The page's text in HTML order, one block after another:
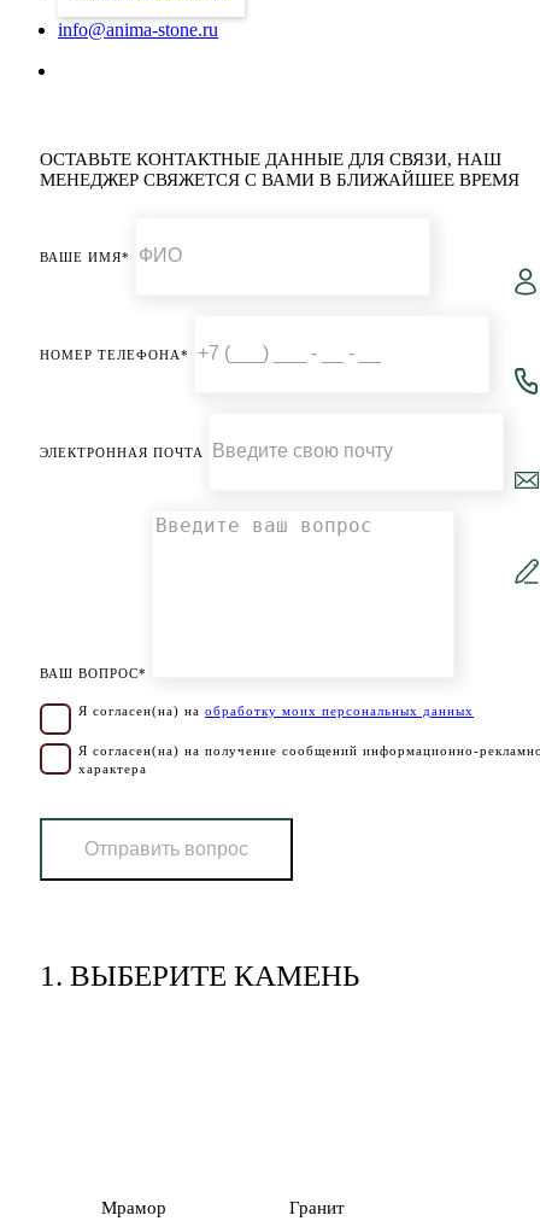
info@anima-stone.ru
ОСТАВЬТЕ КОНТАКТНЫЕ ДАННЫЕ ДЛЯ СВЯЗИ, НАШ
МЕНЕДЖЕР СВЯЖЕТСЯ С ВАМИ В БЛИЖАЙШЕЕ ВРЕМЯ
ВАШЕ ИМЯ*
НОМЕР ТЕЛЕФОНА*
ЭЛЕКТРОННАЯ ПОЧТА
ВАШ ВОПРОС*
Я согласен(на) на обработку моих персональных данных
Я согласен(на) на получение сообщений информационно-
характера
Отправить вопрос
1. ВЫБЕРИТЕ КАМЕНЬ
Мрамор Гранит